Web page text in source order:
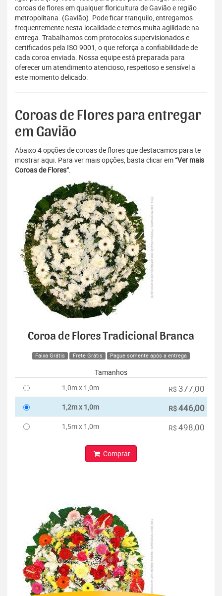
coroas de flores em qualquer floricultura de Gavião e região
metropolitana. (Gavião). Pode ficar tranquilo, entregamos
frequentemente nesta localidade e temos muita agilidade na
entrega. Trabalhamos com protocolos supervisionados e
certificados pela ISO 9001, o que reforça a confiabilidade de
cada coroa enviada. Nossa equipe está preparada para
oferecer um atendimento atencioso, respeitoso e sensível a
este momento delicado.
Coroas de Flores para entregar
em Gavião
Abaixo 4 opções de coroas de flores que destacamos para te
mostrar aqui. Para ver mais opções, basta clicar em“Ver mais
Coroas de Flores”.
Coroa de Flores Tradicional Branca
Faixa Grátis Frete Grátis Pague somente após a entrega
Tamanhos
1,0m x 1,0m
R$ 377,00
1,2m x 1,0m R$446,00
1,5m x 1,0m R$ 498,00
Comprar